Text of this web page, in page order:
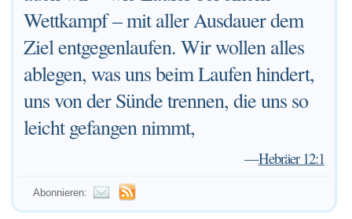
Wettkampf – mit aller Ausdauer dem
Ziel entgegenlaufen. Wir wollen alles
ablegen, was uns beim Laufen hindert,
uns von der Sünde trennen, die uns so
leicht gefangen nimmt,
—Hebräer 12:1
Abonnieren: